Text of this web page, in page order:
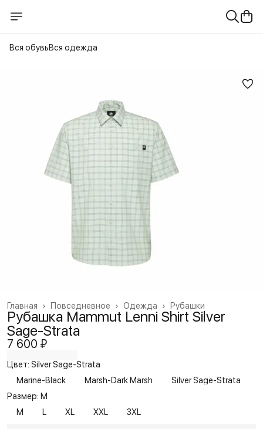
Вся обувьВся одежда
Рубашки
Одежда ›
Повседневное ›
Главная ›
Рубашка Mammut Lenni Shirt Silver
Sage-Strata
7 600 ₽
Цвет: Silver Sage-Strata
Marine-Black
Marsh-Dark Marsh
Silver Sage-Strata
Размер: M
M
L XL XXL 3XL